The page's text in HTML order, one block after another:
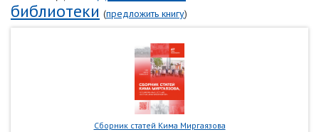
библиотеки (предложить книгу)
Сборник статей Кима Миргаязова